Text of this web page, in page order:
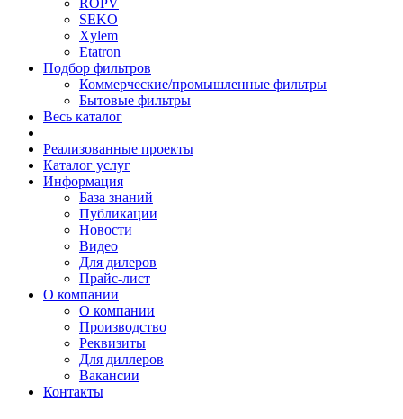
ROPV
SEKO
Xylem
Etatron
Подбор фильтров
Коммерческие/промышленные фильтры
Бытовые фильтры
Весь каталог
Реализованные проекты
Каталог услуг
Информация
База знаний
Публикации
Новости
Видео
Для дилеров
Прайс-лист
О компании
О компании
Производство
Реквизиты
Для диллеров
Вакансии
Контакты